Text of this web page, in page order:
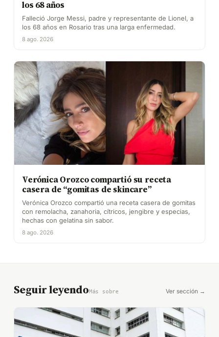
los 68 años
Falleció Jorge Messi, padre y representante de Lionel, a
los 68 años en Rosario tras una larga enfermedad.
8 ago. 2026
Verónica Orozco compartió su receta
casera de “gomitas de skincare”
Verónica Orozco compartió una receta casera de gomitas
con remolacha, zanahoria, cítricos, jengibre y especias,
hechas con gelatina sin sabor.
8 ago. 2026
Seguir leyendoMás sobre Ver sección →